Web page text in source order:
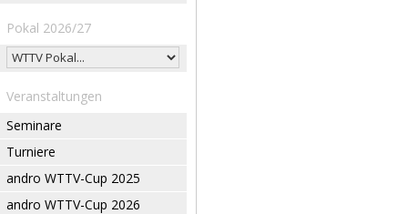
Pokal 2026/27
Veranstaltungen
Seminare
Turniere
andro WTTV-Cup 2025
andro WTTV-Cup 2026